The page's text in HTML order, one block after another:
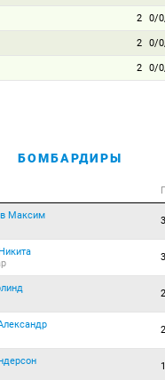
2 0/
2 0/
2 0/
БОМБАРДИРЫ
Максим
3
3
2
2
1